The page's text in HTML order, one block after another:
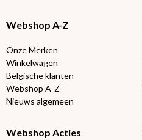
Webshop A-Z
Onze Merken
Winkelwagen
Belgische klanten
Webshop A-Z
Nieuws algemeen
Webshop Acties